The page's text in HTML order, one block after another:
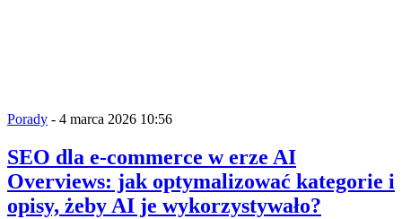
Porady - 4 marca 2026 10:56
SEO dla e-commerce w erze AI
Overviews: jak optymalizować kategorie i
opisy, żeby AI je wykorzystywało?